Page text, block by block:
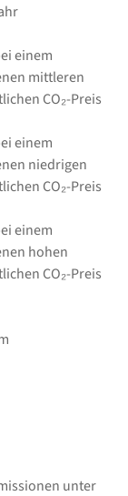
einem
mittleren
CO₂-Preis
einem
niedrigen
CO₂-Preis
einem
hohen
CO₂-Preis
unter